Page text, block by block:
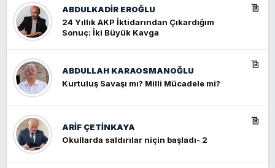
ABDULKADIR EROĞLU
24 Yıllık AKP İktidarından Çıkardığım
Sonuç: İki Büyük Kavga
ABDULLAH KARAOSMANOĞLU
Kurtuluş Savaşı mı? Milli Mücadele mi?
ARIF ÇETİNKAYA
Okullarda saldırılar niçin başladı- 2